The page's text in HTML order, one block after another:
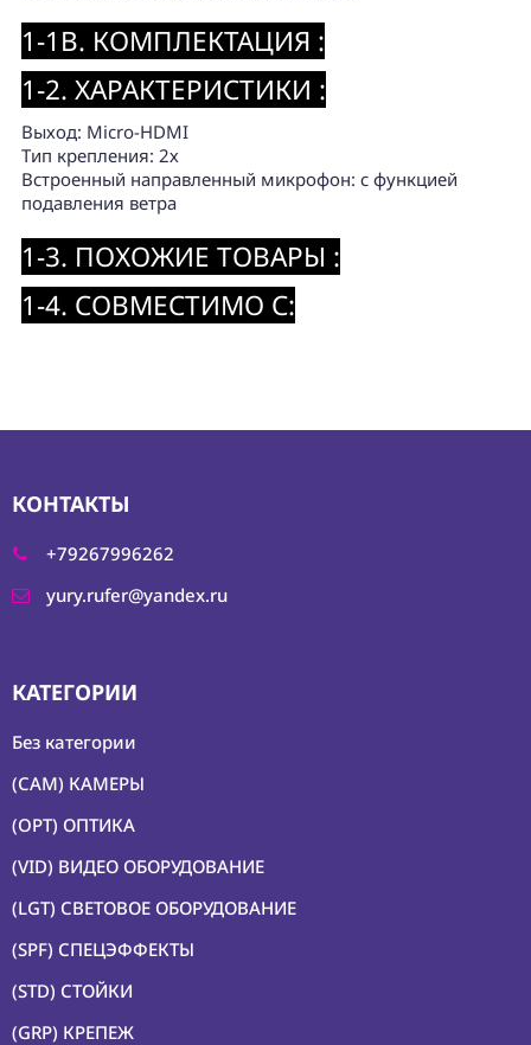
1-1B. КОМПЛЕКТАЦИЯ :
1-2. ХАРАКТЕРИСТИКИ :
Выход: Micro-HDMI
Тип крепления: 2х
Встроенный направленный микрофон: с функцией
подавления ветра
1-3. ПОХОЖИЕ ТОВАРЫ :
1-4. СОВМЕСТИМО С:
КОНТАКТЫ
+79267996262
yury.rufer@yandex.ru
КАТЕГОРИИ
Без категории
(CAM) КАМЕРЫ
(OPT) ОПТИКА
(VID) ВИДЕО ОБОРУДОВАНИЕ
(LGT) СВЕТОВОЕ ОБОРУДОВАНИЕ
(SPF) СПЕЦЭФФЕКТЫ
(STD) СТОЙКИ
(GRP) КРЕПЕЖ